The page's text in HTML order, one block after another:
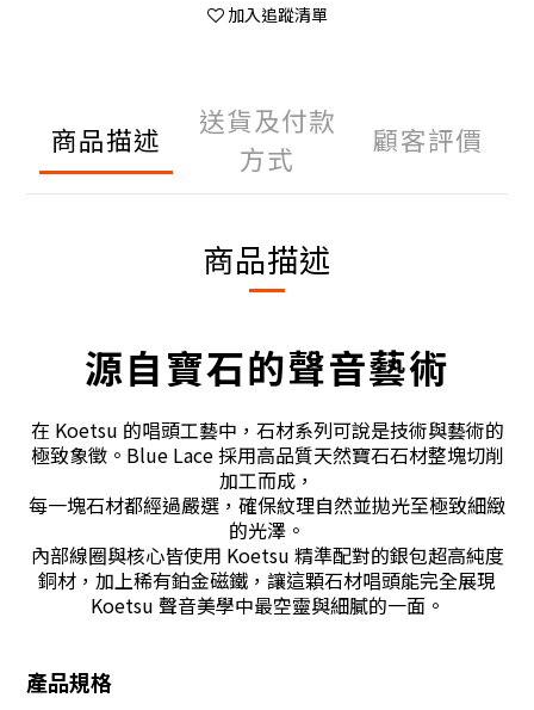
加入追蹤清單
商品描述
送貨及付款
方式
顧客評價
商品描述
源自寶石的聲音藝術
在 Koetsu 的唱頭工藝中，石材系列可說是技術與藝術的
極致象徵。Blue Lace 採用高品質天然寶石石材整塊切削
加工而成，
每一塊石材都經過嚴選，確保紋理自然並拋光至極致細緻
的光澤。
內部線圈與核心皆使用 Koetsu 精準配對的銀包超高純度
銅材，加上稀有鉑金磁鐵，讓這顆石材唱頭能完全展現
Koetsu 聲音美學中最空靈與細膩的一面。
產品規格